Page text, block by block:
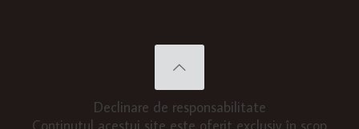
Declinare de responsabilitate
Conținutul acestui site este oferit exclusiv în scop